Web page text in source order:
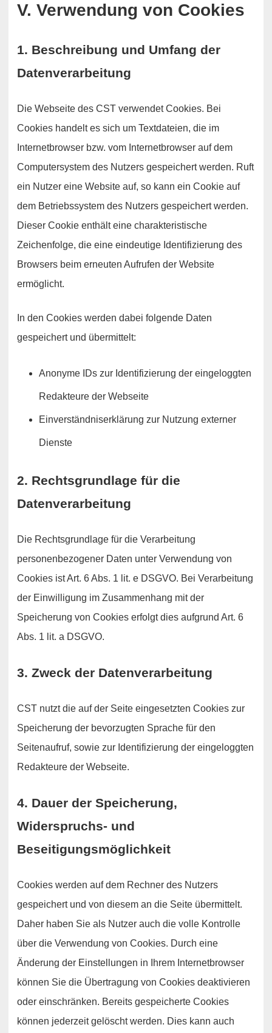
V. Verwendung von Cookies
1. Beschreibung und Umfang der
Datenverarbeitung
Die Webseite des CST verwendet Cookies. Bei
Cookies handelt es sich um Textdateien, die im
Internetbrowser bzw. vom Internetbrowser auf dem
Computersystem des Nutzers gespeichert werden. Ruft
ein Nutzer eine Website auf, so kann ein Cookie auf
dem Betriebssystem des Nutzers gespeichert werden.
Dieser Cookie enthält eine charakteristische
Zeichenfolge, die eine eindeutige Identifizierung des
Browsers beim erneuten Aufrufen der Website
ermöglicht.
In den Cookies werden dabei folgende Daten
gespeichert und übermittelt:
Anonyme IDs zur Identifizierung der eingeloggten
Redakteure der Webseite
Einverständniserklärung zur Nutzung externer
Dienste
2. Rechtsgrundlage für die
Datenverarbeitung
Die Rechtsgrundlage für die Verarbeitung
personenbezogener Daten unter Verwendung von
Cookies ist Art. 6 Abs. 1 lit. e DSGVO. Bei Verarbeitung
der Einwilligung im Zusammenhang mit der
Speicherung von Cookies erfolgt dies aufgrund Art. 6
Abs. 1 lit. a DSGVO.
3. Zweck der Datenverarbeitung
CST nutzt die auf der Seite eingesetzten Cookies zur
Speicherung der bevorzugten Sprache für den
Seitenaufruf, sowie zur Identifizierung der eingeloggten
Redakteure der Webseite.
4. Dauer der Speicherung,
Widerspruchs- und
Beseitigungsmöglichkeit
Cookies werden auf dem Rechner des Nutzers
gespeichert und von diesem an die Seite übermittelt.
Daher haben Sie als Nutzer auch die volle Kontrolle
über die Verwendung von Cookies. Durch eine
Änderung der Einstellungen in Ihrem Internetbrowser
können Sie die Übertragung von Cookies deaktivieren
oder einschränken. Bereits gespeicherte Cookies
können jederzeit gelöscht werden. Dies kann auch